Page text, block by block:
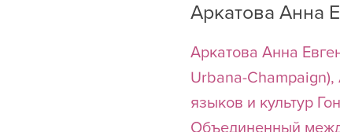
Аркатова Анна
Аркатова Анна
Urbana-
языков и культур
Объединенный